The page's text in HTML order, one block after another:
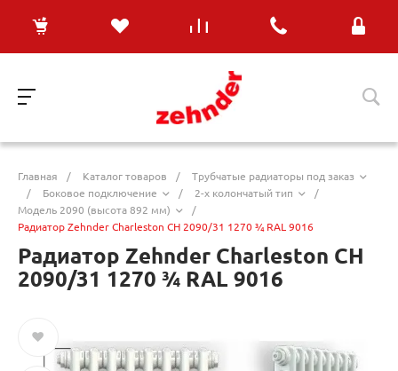
Главная / Каталог товаров /
Трубчатые радиаторы под заказ
/
Боковое подключение / 2-х колончатый тип
/
Модель 2090 (высота 892 мм)
/
Радиатор Zehnder Charleston CH 2090/31 1270 ¾ RAL 9016
Радиатор Zehnder Charleston CH
2090/31 1270 ¾ RAL 9016